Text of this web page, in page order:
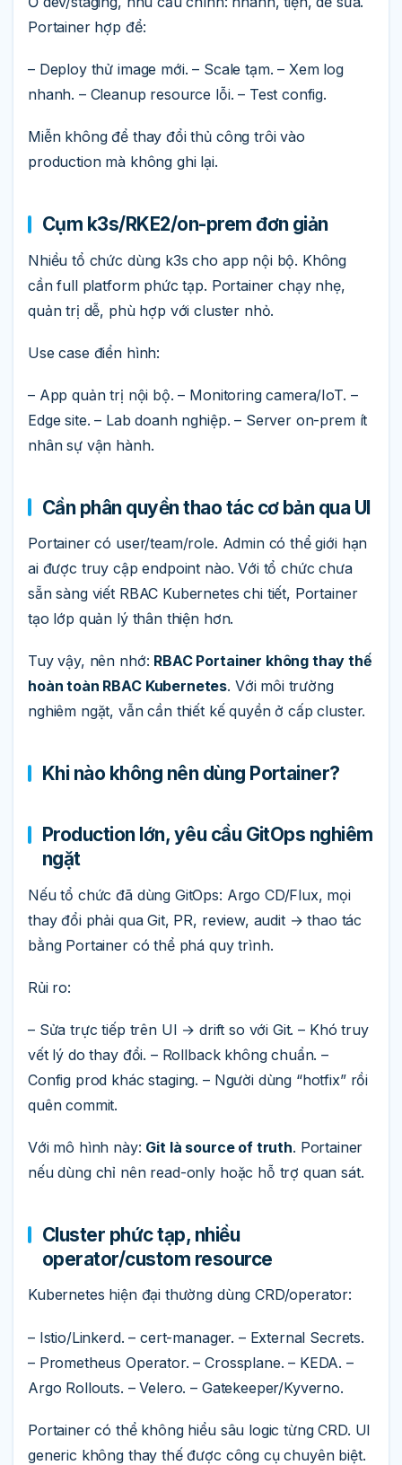
Portainer hợp để:
– Deploy thử image mới. – Scale tạm. – Xem log
nhanh. – Cleanup resource lỗi. – Test config.
Miễn không để thay đổi thủ công trôi vào
production mà không ghi lại.
Cụm k3s/RKE2/on-prem đơn giản
Nhiều tổ chức dùng k3s cho app nội bộ. Không
cần full platform phức tạp. Portainer chạy nhẹ,
quản trị dễ, phù hợp với cluster nhỏ.
Use case điển hình:
– App quản trị nội bộ. – Monitoring camera/IoT. –
Edge site. – Lab doanh nghiệp. – Server on-prem ít
nhân sự vận hành.
Cần phân quyền thao tác cơ bản qua UI
Portainer có user/team/role. Admin có thể giới hạn
ai được truy cập endpoint nào. Với tổ chức chưa
sẵn sàng viết RBAC Kubernetes chi tiết, Portainer
tạo lớp quản lý thân thiện hơn.
Tuy vậy, nên nhớ: RBAC Portainer không thay thế
hoàn toàn RBAC Kubernetes. Với môi trường
nghiêm ngặt, vẫn cần thiết kế quyền ở cấp cluster.
Khi nào không nên dùng Portainer?
Production lớn, yêu cầu GitOps nghiêm
ngặt
Nếu tổ chức đã dùng GitOps: Argo CD/Flux, mọi
thay đổi phải qua Git, PR, review, audit → thao tác
bằng Portainer có thể phá quy trình.
Rủi ro:
– Sửa trực tiếp trên UI → drift so với Git. – Khó truy
vết lý do thay đổi. – Rollback không chuẩn. –
Config prod khác staging. – Người dùng “hotfix” rồi
quên commit.
Với mô hình này: Git là source of truth. Portainer
nếu dùng chỉ nên read-only hoặc hỗ trợ quan sát.
Cluster phức tạp, nhiều
operator/custom resource
Kubernetes hiện đại thường dùng CRD/operator:
– Istio/Linkerd. – cert-manager. – External Secrets.
– Prometheus Operator. – Crossplane. – KEDA. –
Argo Rollouts. – Velero. – Gatekeeper/Kyverno.
Portainer có thể không hiểu sâu logic từng CRD. UI
generic không thay thế được công cụ chuyên biệt.